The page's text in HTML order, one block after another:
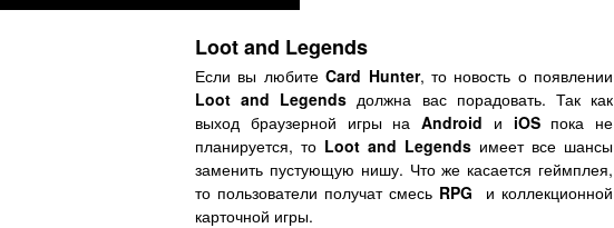
Loot and Legends
Если вы любитеCard Hunter, то новость о появлении
Loot and Legends должна вас порадовать. Так как
выход браузерной игры на Android и iOSпока не
планируется, то Loot and Legends имеет все шансы
заменить пустующую нишу. Что же касается геймплея,
то пользователи получат смесь RPG и коллекционной
карточной игры.